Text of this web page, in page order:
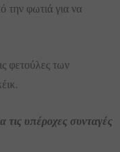
την φωτιά για να
φετούλες των
υπέροχες συνταγές